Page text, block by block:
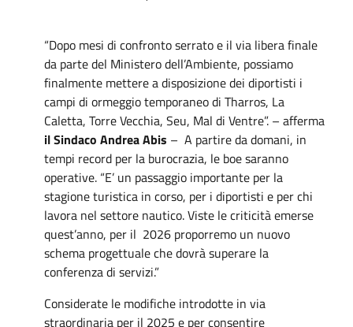
“Dopo mesi di confronto serrato e il via libera finale
da parte del Ministero dell’Ambiente, possiamo
finalmente mettere a disposizione dei diportisti i
campi di ormeggio temporaneo di Tharros, La
Caletta, Torre Vecchia, Seu, Mal di Ventre”. – afferma
il Sindaco Andrea Abis – A partire da domani, in
tempi record per la burocrazia, le boe saranno
operative. “E’ un passaggio importante per la
stagione turistica in corso, per i diportisti e per chi
lavora nel settore nautico. Viste le criticità emerse
quest’anno, per il 2026 proporremo un nuovo
schema progettuale che dovrà superare la
conferenza di servizi.”
Considerate le modifiche introdotte in via
straordinaria per il 2025 e per consentire